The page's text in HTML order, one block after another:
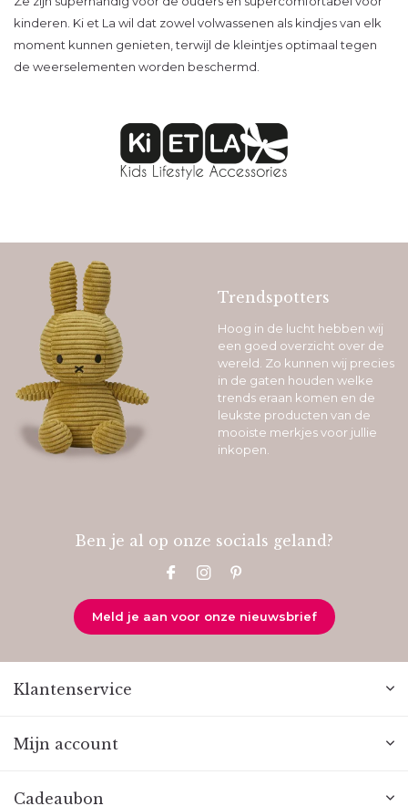
kinderen. Ki et La wil dat zowel volwassenen als kindjes van elk
moment kunnen genieten, terwijl de kleintjes optimaal tegen
de weerselementen worden beschermd.
Trendspotters
Hoog in de lucht hebben wij
een goed overzicht over de
wereld. Zo kunnen wij precies
in de gaten houden welke
trends eraan komen en de
leukste producten van de
mooiste merkjes voor jullie
inkopen.
Ben je al op onze socials geland?
Meld je aan voor onze nieuwsbrief
Klantenservice
Mijn account
Cadeaubon